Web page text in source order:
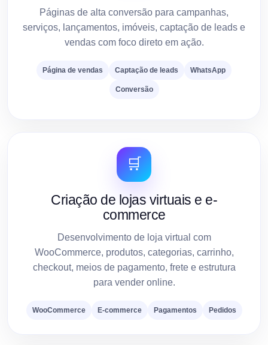
Páginas de alta conversão para campanhas,
serviços, lançamentos, imóveis, captação de leads e
vendas com foco direto em ação.
Página de vendas Captação de leads WhatsApp
Conversão
🛒
Criação de lojas virtuais e e-
commerce
Desenvolvimento de loja virtual com
WooCommerce, produtos, categorias, carrinho,
checkout, meios de pagamento, frete e estrutura
para vender online.
WooCommerce E-commerce Pagamentos Pedidos